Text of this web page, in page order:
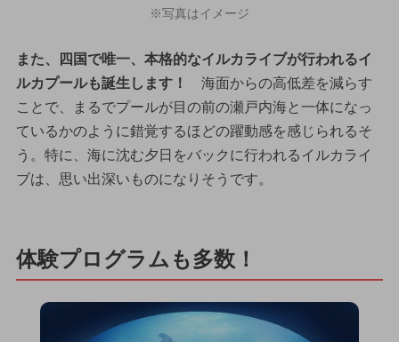
※写真はイメージ
また、四国で唯一、本格的なイルカライブが行われるイ
ルカプールも誕生します！
海面からの高低差を減らす
ことで、まるでプールが目の前の瀬戸内海と一体になっ
ているかのように錯覚するほどの躍動感を感じられるそ
う。特に、海に沈む夕日をバックに行われるイルカライ
ブは、思い出深いものになりそうです。
体験プログラムも多数！